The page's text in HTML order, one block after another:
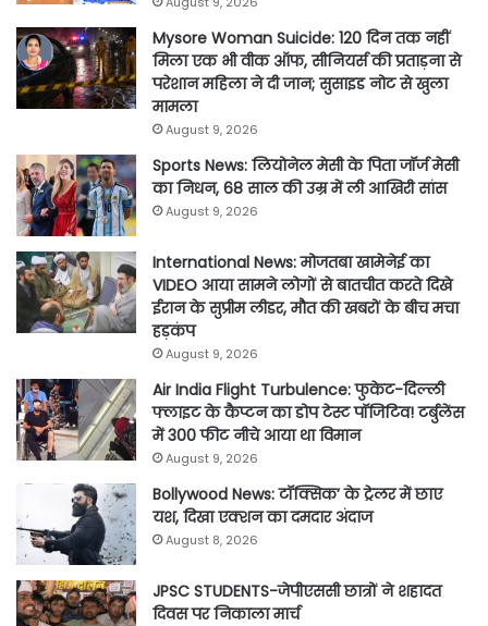
Mysore Woman Suicide: 120 दिन तक नहीं
मिला एक भी वीक ऑफ, सीनियर्स की प्रताड़ना से
परेशान महिला ने दी जान; सुसाइड नोट से खुला
मामला
August 9, 2026
Sports News: लियोनेल मेसी के पिता जॉर्ज मेसी
का निधन, 68 साल की उम्र में ली आखिरी सांस
August 9, 2026
International News: मोजतबा खामेनेई का
VIDEO आया सामने लोगों से बातचीत करते दिखे
ईरान के सुप्रीम लीडर, मौत की खबरों के बीच मचा
हड़कंप
August 9, 2026
Air India Flight Turbulence: फुकेट-दिल्ली
फ्लाइट के कैप्टन का डोप टेस्ट पॉजिटिव! टर्बुलेंस
में 300 फीट नीचे आया था विमान
August 9, 2026
Bollywood News: टॉक्सिक’ के ट्रेलर में छाए
यश, दिखा एक्शन का दमदार अंदाज
August 8, 2026
JPSC STUDENTS-जेपीएससी छात्रों ने शहादत
दिवस पर निकाला मार्च